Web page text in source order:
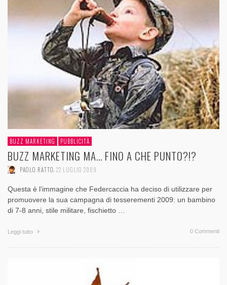
BUZZ MARKETING PUBBLICITÀ
BUZZ MARKETING MA… FINO A CHE PUNTO?!?
PAOLO RATTO 22 LUGLIO 2009
Questa è l’immagine che Federcaccia ha deciso di utilizzare per
promuovere la sua campagna di tesserementi 2009: un bambino
di 7-8 anni, stile militare, fischietto …
Leggi tutto 0 Commenti